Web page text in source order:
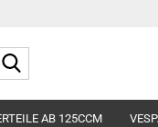
AB 125CCM